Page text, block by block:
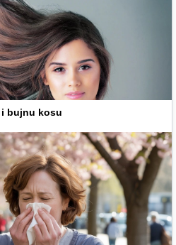
i bujnu kosu